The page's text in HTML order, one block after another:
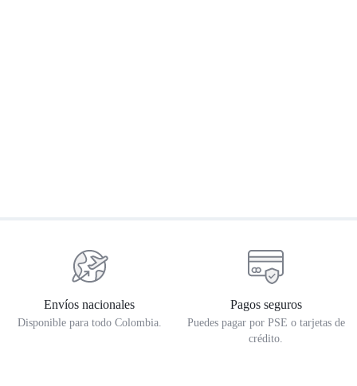
Envíos nacionales
Disponible para todo Colombia.
Pagos seguros
Puedes pagar por PSE o tarjetas de
crédito.